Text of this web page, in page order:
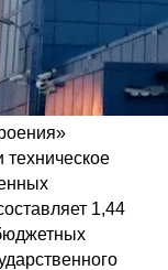
техническое
1,44